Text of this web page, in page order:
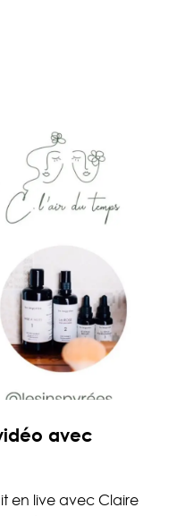
avec
en live avec Claire